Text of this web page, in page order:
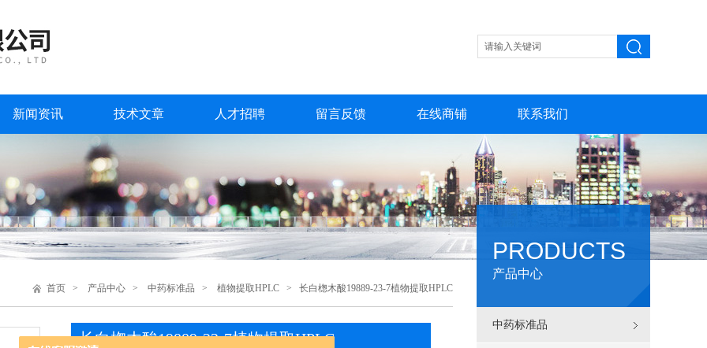
新闻资讯 技术文章 人才招聘 留言反馈 在线商铺 联系我们
PRODUCTS
产品中心
中药标准品
首页 > 产品中心 > 中药标准品 > 植物提取HPLC > 长白楤木酸19889-23-7植物提取HPLC
长白楤木酸19889-23-7植物提取HPLC